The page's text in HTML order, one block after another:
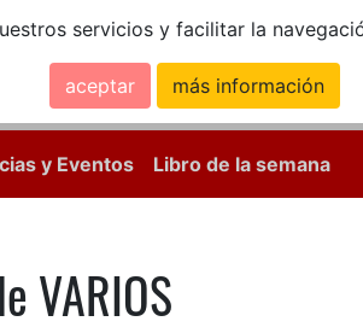
servicios y facilitar la
aceptar más información
y Eventos Libro de la semana
VARIOS